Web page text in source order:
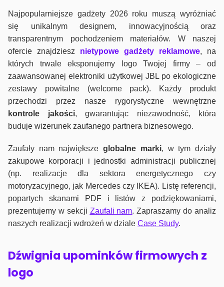
Najpopularniejsze gadżety 2026 roku muszą wyróżniać
się unikalnym designem, innowacyjnością oraz
transparentnym pochodzeniem materiałów. W naszej
ofercie znajdziesz nietypowe gadżety reklamowe, na
których trwale eksponujemy logo Twojej firmy – od
zaawansowanej elektroniki użytkowej JBL po ekologiczne
zestawy powitalne (welcome pack). Każdy produkt
przechodzi przez nasze rygorystyczne wewnętrzne
kontrole jakości, gwarantując niezawodność, która
buduje wizerunek zaufanego partnera biznesowego.
Zaufały nam największeglobalne marki, w tym działy
zakupowe korporacji i jednostki administracji publicznej
(np. realizacje dla sektora energetycznego czy
motoryzacyjnego, jak Mercedes czy IKEA). Listę referencji,
popartych skanami PDF i listów z podziękowaniami,
prezentujemy w sekcji Zaufali nam. Zapraszamy do analiz
naszych realizacji wdrożeń w dziale Case Study.
Dźwignia upominków firmowych z
logo